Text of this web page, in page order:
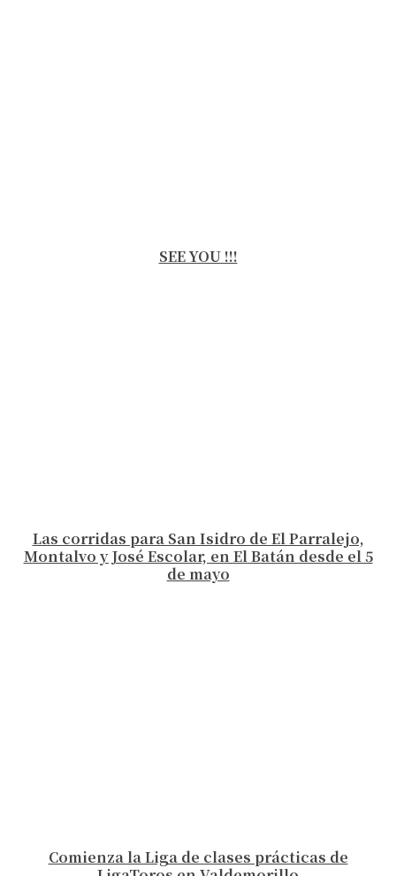
SEE YOU !!!
Las corridas para San Isidro de El Parralejo,
Montalvo y José Escolar, en El Batán desde el 5
de mayo
Comienza la Liga de clases prácticas de